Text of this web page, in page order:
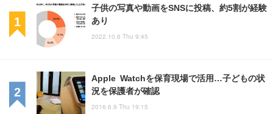
子供の写真や動画をSNSに投稿、約5割が経験
あり
2022.10.6 Thu 9:45
Apple Watchを保育現場で活用…子どもの状
況を保護者が確認
2016.6.9 Thu 19:15